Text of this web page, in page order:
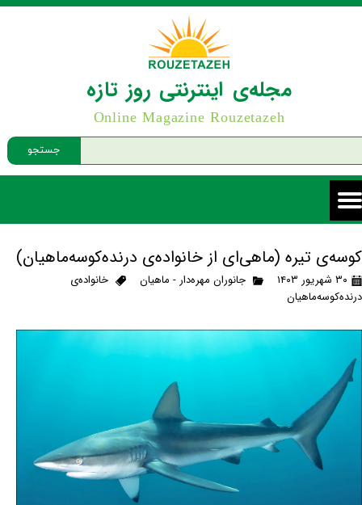
جستجو
مجله‌ی اینترنتی روز تازه
Online Magazine Rouzetazeh
کوسه‌ی تیره (ماهی‌ای از خانواده‌ی درنده‌کوسه‌ماهیان)
۳۰ شهریور ۱۴۰۳ جانوران مهره‌دار - ماهیان
خانواده‌ی
درنده‌کوسه‌ماهیان